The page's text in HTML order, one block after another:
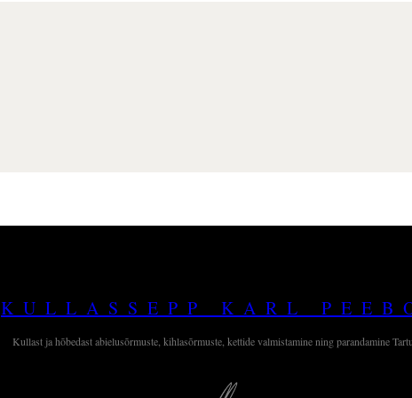
KULLASSEPP KARL
Kullast ja hõbedast abielusõrmuste, kihlasõrmuste, kettide valmistamine ning parandamine